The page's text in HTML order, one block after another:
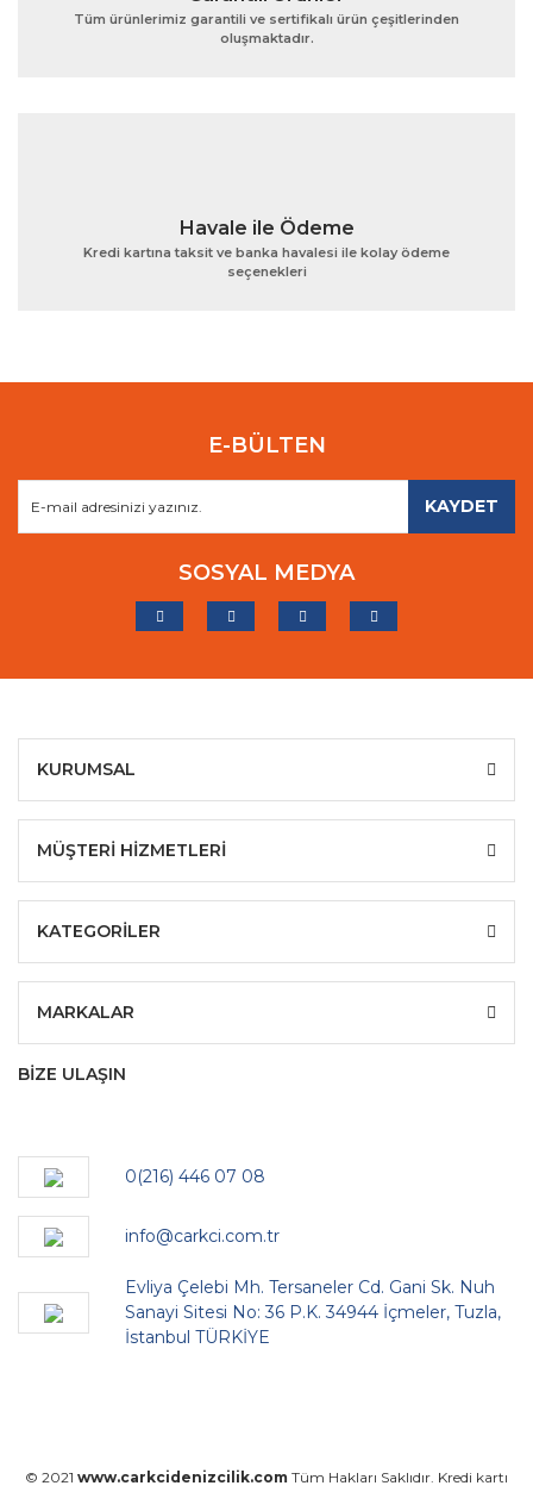
Gönder
Tüm ürünlerimiz garantili ve sertifikalı ürün çeşitlerinden
oluşmaktadır.
Havale ile Ödeme
Kredi kartına taksit ve banka havalesi ile kolay ödeme
seçenekleri
E-BÜLTEN
KAYDET
SOSYAL MEDYA
KURUMSAL
MÜŞTERİ HİZMETLERİ
KATEGORİLER
MARKALAR
BİZE ULAŞIN
0(216) 446 07 08
info@carkci.com.tr
Evliya Çelebi Mh. Tersaneler Cd. Gani Sk. Nuh
Sanayi Sitesi No: 36 P.K. 34944 İçmeler, Tuzla,
İstanbul TÜRKİYE
© 2021 www.carkcidenizcilik.com Tüm Hakları Saklıdır. Kredi kartı